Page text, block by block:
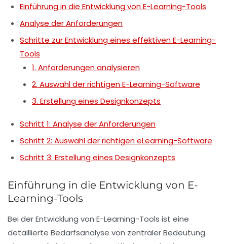
Einführung in die Entwicklung von E-Learning-Tools
Analyse der Anforderungen
Schritte zur Entwicklung eines effektiven E-Learning-
Tools
1. Anforderungen analysieren
2. Auswahl der richtigen E-Learning-Software
3. Erstellung eines Designkonzepts
Schritt 1: Analyse der Anforderungen
Schritt 2: Auswahl der richtigen eLearning-Software
Schritt 3: Erstellung eines Designkonzepts
Einführung in die Entwicklung von E-
Learning-Tools
Bei der Entwicklung von E-Learning-Tools ist eine
detaillierte Bedarfsanalyse von zentraler Bedeutung.